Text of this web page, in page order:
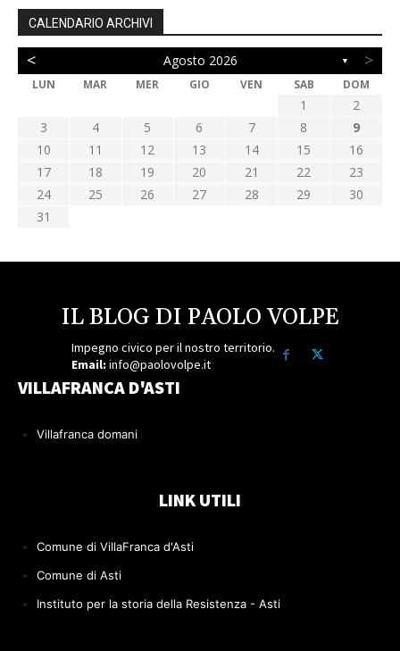
CALENDARIO ARCHIVI
< Agosto 2026 ▼ >
LUN MAR MER GIO VEN SAB DOM
1
2
3
4 5 6 7 8
9
10
11 12 13 14 15
16
17
18 19 20 21 22
23
24
25 26 27 28 29
30
31
IL BLOG DI PAOLO VOLPE
Impegno civico per il nostro territorio.
Email: info@paolovolpe.it
VILLAFRANCA D'ASTI
Villafranca domani
LINK UTILI
Comune di VillaFranca d'Asti
Comune di Asti
Instituto per la storia della Resistenza - Asti